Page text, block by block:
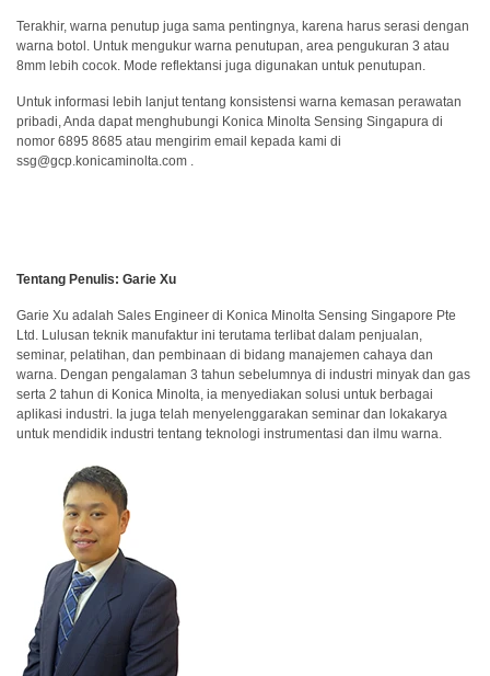
Pusat
Pembelajaran
Warna
Pengukuran
Studi
Kasus
Webinar
Sesuai
Permintaan
Poster
Glosarium
Tentang
Kami
Informasi
Terakhir, warna penutup juga sama pentingnya, karena harus serasi dengan
warna botol. Untuk mengukur warna penutupan, area pengukuran 3 atau
8mm lebih cocok. Mode reflektansi juga digunakan untuk penutupan.
Untuk informasi lebih lanjut tentang konsistensi warna kemasan perawatan
pribadi, Anda dapat menghubungi Konica Minolta Sensing Singapura di
nomor 6895 8685 atau mengirim email kepada kami di
ssg@gcp.konicaminolta.com .
Tentang Penulis: Garie Xu
Garie Xu adalah Sales Engineer di Konica Minolta Sensing Singapore Pte
Ltd. Lulusan teknik manufaktur ini terutama terlibat dalam penjualan,
seminar, pelatihan, dan pembinaan di bidang manajemen cahaya dan
warna. Dengan pengalaman 3 tahun sebelumnya di industri minyak dan gas
serta 2 tahun di Konica Minolta, ia menyediakan solusi untuk berbagai
aplikasi industri. Ia juga telah menyelenggarakan seminar dan lokakarya
untuk mendidik industri tentang teknologi instrumentasi dan ilmu warna.